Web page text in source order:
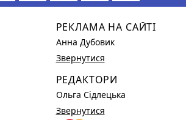
РЕКЛАМА НА САЙТІ
Анна Дубовик
Звернутися
РЕДАКТОРИ
Ольга Сідлецька
Звернутися